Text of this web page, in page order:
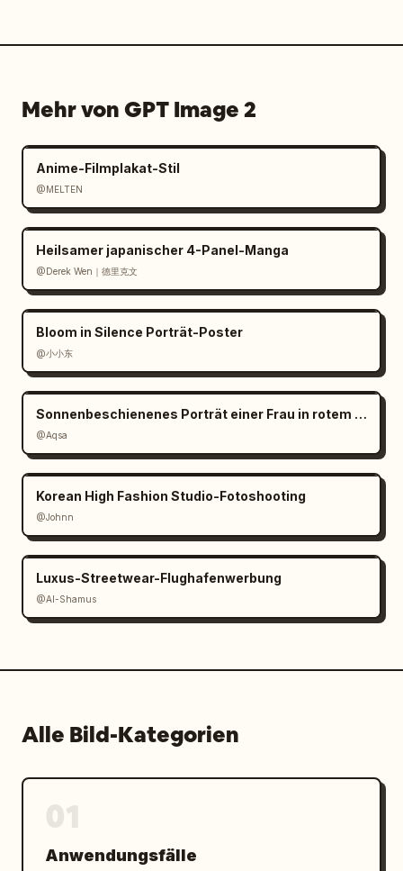
Mehr von GPT Image 2
Anime-Filmplakat-Stil
@MELTEN
Heilsamer japanischer 4-Panel-Manga
@Derek Wen｜德里克文
Bloom in Silence Porträt-Poster
@小小东
Sonnenbeschienenes Porträt einer Frau in rotem Satin
@Aqsa
Korean High Fashion Studio-Fotoshooting
@Johnn
Luxus-Streetwear-Flughafenwerbung
@Al-Shamus
Alle Bild-Kategorien
Anwendungsfälle